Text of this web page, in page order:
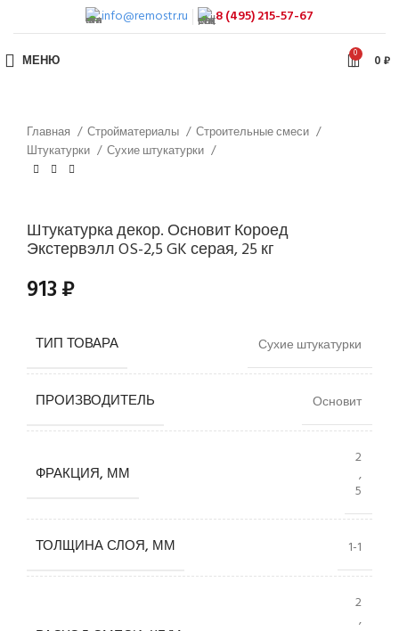
info@remostr.ru 8 (495) 215-57-67
МЕНЮ 0 0₽
Главная Стройматериалы
Строительные смеси
Штукатурки
Сухие штукатурки
Штукатурка декор. Основит Короед
Экстервэлл OS-2,5 GK серая, 25 кг
913₽
ТИП ТОВАРА Сухие штукатурки
ПРОИЗВОДИТЕЛЬ Основит
ФРАКЦИЯ, ММ
2
,
5
ТОЛЩИНА СЛОЯ, ММ 1-1
2
,